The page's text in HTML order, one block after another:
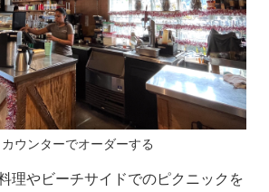
ウンターでオーダーする
理やビーチサイドでのピクニックを